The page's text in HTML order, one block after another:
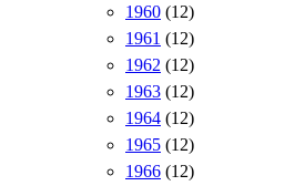
1960 (12)
1961 (12)
1962 (12)
1963 (12)
1964 (12)
1965 (12)
1966 (12)